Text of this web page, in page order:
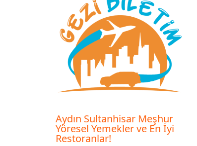
Aydın Sultanhisar Meşhur
Yöresel Yemekler ve En İyi
Restoranlar!